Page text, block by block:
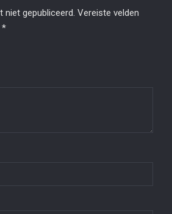
niet gepubliceerd. Vereiste velden
*